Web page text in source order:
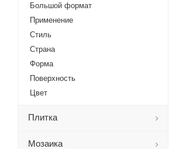
Большой формат
Применение
Стиль
Страна
Форма
Поверхность
Цвет
Плитка
Мозаика